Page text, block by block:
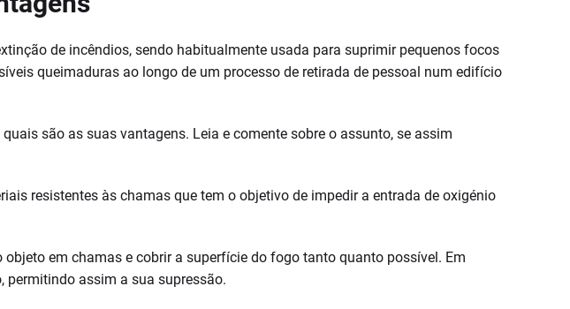
de incêndios, sendo habitualmente usada para suprimir pequenos focos
queimaduras ao longo de um processo de retirada de pessoal num edifício
são as suas vantagens. Leia e comente sobre o assunto, se assim
resistentes às chamas que tem o objetivo de impedir a entrada de oxigénio
em chamas e cobrir a superfície do fogo tanto quanto possível. Em
permitindo assim a sua supressão.